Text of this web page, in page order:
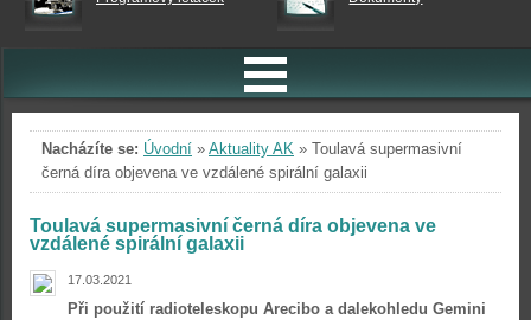
Nacházíte se: Úvodní » Aktuality AK » Toulavá supermasivní
černá díra objevena ve vzdálené spirální galaxii
Toulavá supermasivní černá díra objevena ve
vzdálené spirální galaxii
17.03.2021
Při použití radioteleskopu Arecibo a dalekohledu Gemini